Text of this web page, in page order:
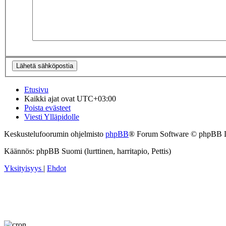
Etusivu
Kaikki ajat ovatUTC+03:00
Poista evästeet
Viesti Ylläpidolle
Keskustelufoorumin ohjelmisto phpBB® Forum Software © phpBB
Käännös: phpBB Suomi (lurttinen, harritapio, Pettis)
Yksityisyys
Ehdot